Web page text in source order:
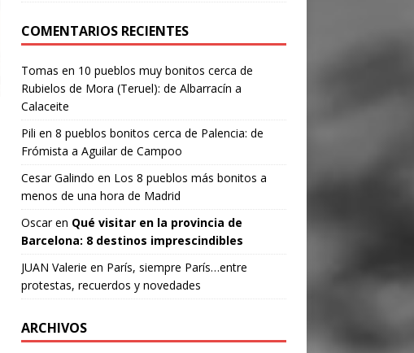
COMENTARIOS RECIENTES
Tomas en 10 pueblos muy bonitos cerca de
Rubielos de Mora (Teruel): de Albarracín a
Calaceite
Pili en 8 pueblos bonitos cerca de Palencia: de
Frómista a Aguilar de Campoo
Cesar Galindo en Los 8 pueblos más bonitos a
menos de una hora de Madrid
Oscaren Qué visitar en la provincia de
Barcelona: 8 destinos imprescindibles
JUAN Valerie en París, siempre París…entre
protestas, recuerdos y novedades
ARCHIVOS